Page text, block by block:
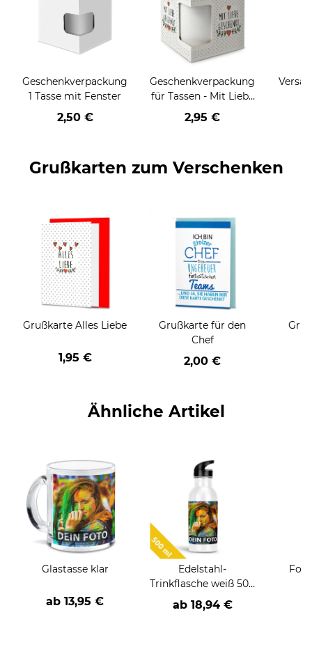
Geschenkverpackung
1 Tasse mit Fenster
2,50 €
Geschenkverpackung
für Tassen - Mit Liebe
geschenkt
2,95 €
Grußkarten zum Verschenken
Grußkarte Alles Liebe
1,95 €
Grußkarte für den
Chef
2,00 €
Ähnliche Artikel
Glastasse klar
ab 13,95 €
Edelstahl-
Trinkflasche weiß 500
ml
ab 18,94 €